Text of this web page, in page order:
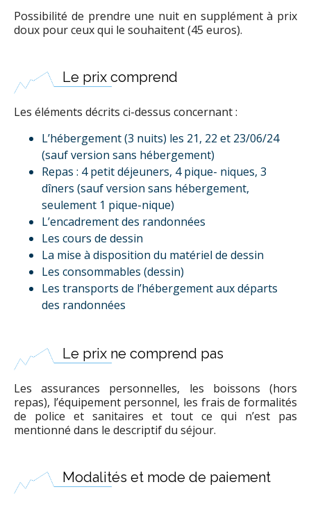
Possibilité de prendre une nuit en supplément à prix
doux pour ceux qui le souhaitent (45 euros).
Le prix comprend
Les éléments décrits ci-dessus concernant :
L’hébergement (3 nuits) les 21, 22 et 23/06/24
(sauf version sans hébergement)
Repas : 4 petit déjeuners, 4 pique- niques, 3
dîners (sauf version sans hébergement,
seulement 1 pique-nique)
L’encadrement des randonnées
Les cours de dessin
La mise à disposition du matériel de dessin
Les consommables (dessin)
Les transports de l’hébergement aux départs
des randonnées
Le prix ne comprend pas
Les assurances personnelles, les boissons (hors
repas), l’équipement personnel, les frais de formalités
de police et sanitaires et tout ce qui n’est pas
mentionné dans le descriptif du séjour.
Modalités et mode de paiement